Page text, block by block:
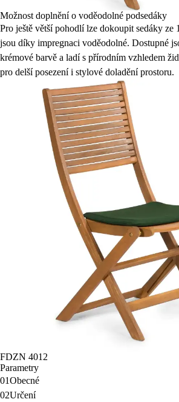
Možnost doplnění o voděodolné podsedáky
Pro ještě větší pohodlí lze dokoupit sedáky ze
jsou díky impregnaci voděodolné. Dostupné
krémové barvě a ladí s přírodním vzhledem
pro delší posezení i stylové doladění prostoru.
FDZN 4012
Parametry
01Obecné
02Určení